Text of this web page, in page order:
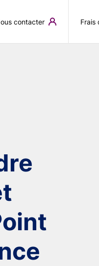
contacter Frais